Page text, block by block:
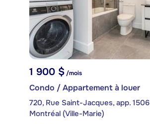
1 900 $/mois
Condo / Appartement à louer
720, Rue Saint-Jacques, app. 1506
Montréal (Ville-Marie)